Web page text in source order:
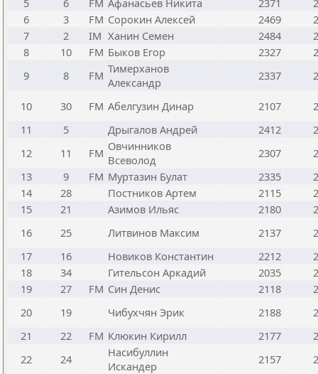
5
6 FM Афанасьев Никита 2371
6
3 FM Сорокин Алексей 2469
7
2 IM Ханин Семен 2484
8
10 FM Быков Егор 2327
9
8 FM Тимерханов
Александр
2337
10 30 FM Абелгузин Динар 2107
11
5 Дрыгалов Андрей 2412
12
11 FM Овчинников
Всеволод
2307
13
9 FM Муртазин Булат 2335
14
28 Постников Артем 2115
15
21 Азимов Ильяс 2180
16
25 Литвинов Максим 2137
17
16 Новиков Константин 2212
18
34 Гительсон Аркадий 2035
19
27 FM Син Денис 2118
20
19 Чибухчян Эрик 2188
21
22 FM Клюкин Кирилл 2177
22
24
Насибуллин
Искандер
2157